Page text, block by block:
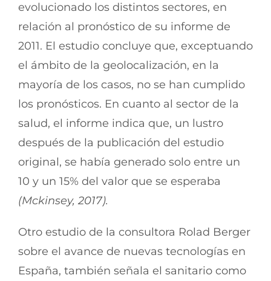
evolucionado los distintos sectores, en
relación al pronóstico de su informe de
2011. El estudio concluye que, exceptuando
el ámbito de la geolocalización, en la
mayoría de los casos, no se han cumplido
los pronósticos. En cuanto al sector de la
salud, el informe indica que, un lustro
después de la publicación del estudio
original, se había generado solo entre un
10 y un 15% del valor que se esperaba
(Mckinsey, 2017).
Otro estudio de la consultora Rolad Berger
sobre el avance de nuevas tecnologías en
España, también señala el sanitario como